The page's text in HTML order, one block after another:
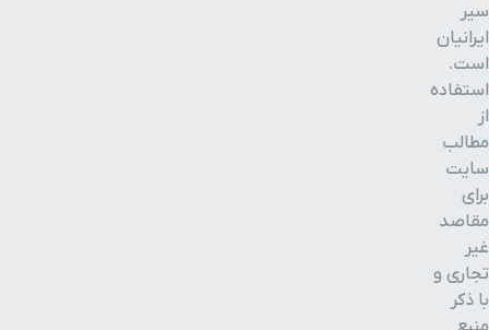
بیمارستان امام سجاد
بزرگراه میثاق
بازار بین المللی سپاد
کیان سنتر 1
پارک ساحلی آفتاب
سیر
ایرانیان
است.
استفاده
از
مطالب
سایت
برای
مقاصد
غیر
تجاری و
با ذکر